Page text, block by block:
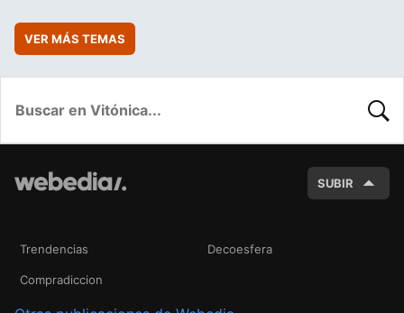
VER MÁS TEMAS
SUBIR
Trendencias Decoesfera
Compradiccion